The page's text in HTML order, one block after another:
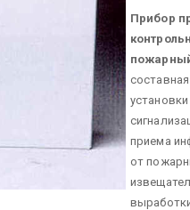
Прибор
приема
от